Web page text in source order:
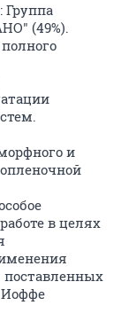
(49%).
и
в целях